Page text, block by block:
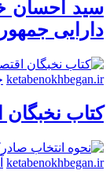
سید احسان
دارایی
ketabenokhbegan.ir
کتاب نخبگان
ketabenokhbegan.ir